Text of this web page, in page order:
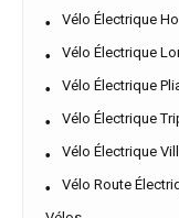
Vélo Électrique
Vélo Électrique
Vélo Électrique
Vélo Électrique
Vélo Électrique
Vélo Route